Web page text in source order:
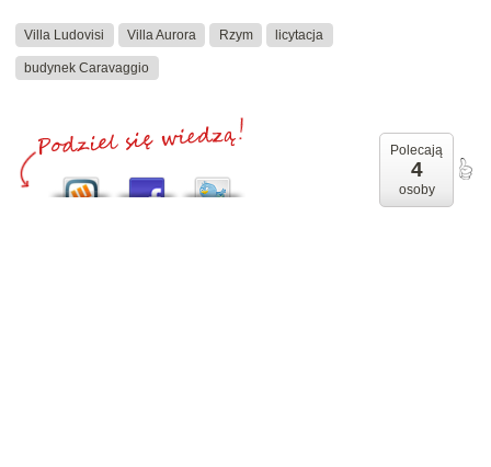
Villa Ludovisi Villa Aurora Rzym licytacja
budynek Caravaggio
Polecają
4
osoby